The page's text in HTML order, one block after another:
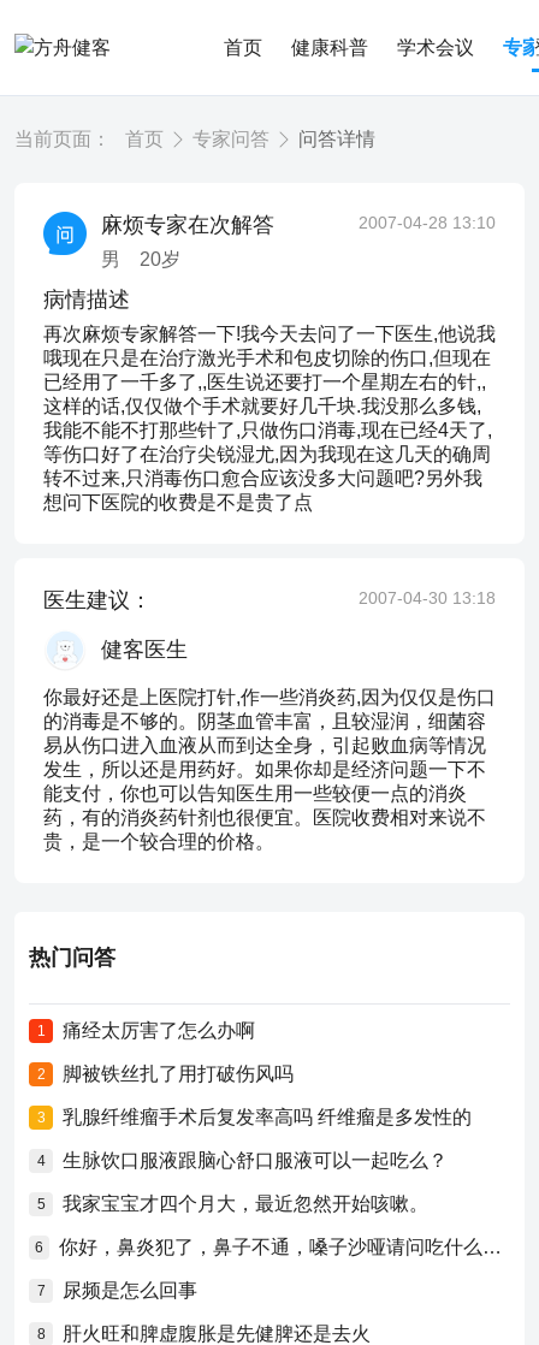
首页 健康科普 学术会议 专
当前页面： 首页 专家问答 问答详情
麻烦专家在次解答
男 20岁
2007-04-28 13:10
病情描述
再次麻烦专家解答一下!我今天去问了一下医生,他说我
哦现在只是在治疗激光手术和包皮切除的伤口,但现在
已经用了一千多了,,医生说还要打一个星期左右的针,,
这样的话,仅仅做个手术就要好几千块.我没那么多钱,
我能不能不打那些针了,只做伤口消毒,现在已经4天了,
等伤口好了在治疗尖锐湿尤,因为我现在这几天的确周
转不过来,只消毒伤口愈合应该没多大问题吧?另外我
想问下医院的收费是不是贵了点
医生建议： 2007-04-30 13:18
健客医生
你最好还是上医院打针,作一些消炎药,因为仅仅是伤口
的消毒是不够的。阴茎血管丰富，且较湿润，细菌容
易从伤口进入血液从而到达全身，引起败血病等情况
发生，所以还是用药好。如果你却是经济问题一下不
能支付，你也可以告知医生用一些较便一点的消炎
药，有的消炎药针剂也很便宜。医院收费相对来说不
贵，是一个较合理的价格。
热门问答
1 痛经太厉害了怎么办啊
2 脚被铁丝扎了用打破伤风吗
3 乳腺纤维瘤手术后复发率高吗 纤维瘤是多发性的
4 生脉饮口服液跟脑心舒口服液可以一起吃么？
5 我家宝宝才四个月大，最近忽然开始咳嗽。
6 你好，鼻炎犯了，鼻子不通，嗓子沙哑请问吃什么药比较好？
7 尿频是怎么回事
8 肝火旺和脾虚腹胀是先健脾还是去火